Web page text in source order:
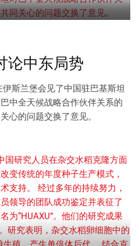
论中东局势
斯兰堡会见了中国驻巴基斯坦
中全天候战略合作伙伴关系的
心的问题交换了意见。